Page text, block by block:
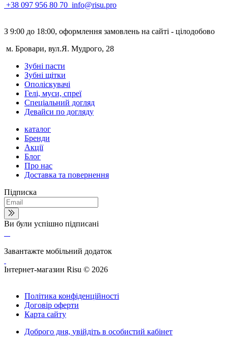
+38 097 956 80 70 info@risu.pro
З 9:00 до 18:00, оформлення замовлень на сайті - цілодобово
м. Бровари, вул.Я. Мудрого, 28
Зубні пасти
Зубні щітки
Ополіскувачі
Гелі, муси, спреї
Спеціальний догляд
Девайси по догляду
каталог
Бренди
Акції
Блог
Про нас
Доставка та повернення
Підписка
Ви були успішно підписані
Завантажте мобільний додаток
Інтернет-магазин Risu © 2026
Політика конфіденційності
Договір оферти
Карта сайту
Доброго дня, увійдіть в особистий кабінет